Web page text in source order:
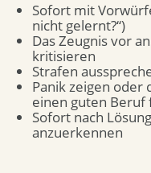
Sofort mit
nicht gelernt?“)
Das Zeugnis vor
kritisieren
Strafen
Panik zeigen oder
einen guten Beruf
Sofort nach
anzuerkennen